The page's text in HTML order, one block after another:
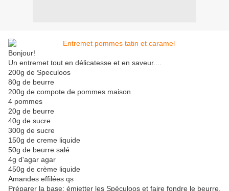
Bonjour!
Un entremet tout en délicatesse et en saveur....
200g de Speculoos
80g de beurre
200g de compote de pommes maison
4 pommes
20g de beurre
40g de sucre
300g de sucre
150g de creme liquide
50g de beurre salé
4g d'agar agar
450g de crème liquide
Amandes effilées qs
Préparer la base: émietter les Spéculoos et faire fondre le beurre.